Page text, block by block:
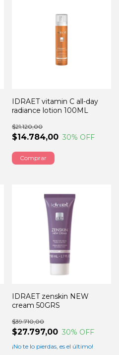
IDRAET vitamin C all-day
radiance lotion 100ML
$14.784,00
$21.120,00
30% OFF
IDRAET zenskin NEW
cream 50GRS
$27.797,00
$39.710,00
30% OFF
¡No te lo pierdas, es el último!